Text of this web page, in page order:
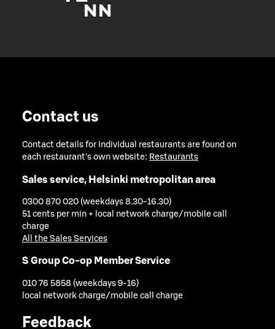
Contact us
Contact details for individual restaurants are found on
each restaurant's own website: Restaurants
Sales service, Helsinki metropolitan area
0300 870 020 (weekdays 8.30-16.30)
51 cents per min + local network charge/mobile call
charge
All the Sales Services
S Group Co-op Member Service
010 76 5858 (weekdays 9-16)
local network charge/mobile call charge
Feedback